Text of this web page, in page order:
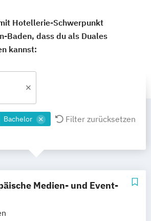
Hotellerie-Schwerpunkt
Baden, dass du als Duales
kannst:
Bachelor Filter zurücksetzen
Medien- und Event-